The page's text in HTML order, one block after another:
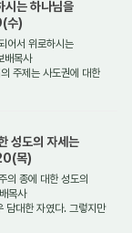
는 하나님을
수)
어서 위로하시는
배목사
주제는 사도권에 대한
성도의 자세는
목)
의 종에 대한 성도의
목사
대한 자였다. 그렇지만